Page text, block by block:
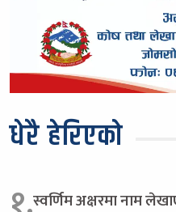
धेरै हेरिएको
स्वर्णिम अक्षरमा नाम